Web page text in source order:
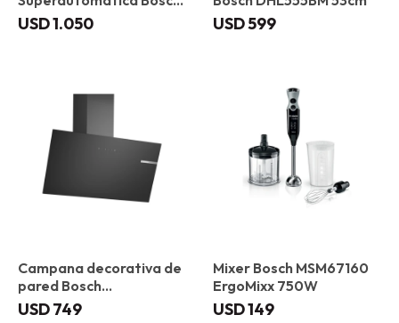
TIE20109 VeroCafe
USD1.050 USD599
Campana decorativa de
pared Bosch
DWK85DK60 Negro
USD749
Mixer Bosch MSM67160
ErgoMixx 750W
USD149